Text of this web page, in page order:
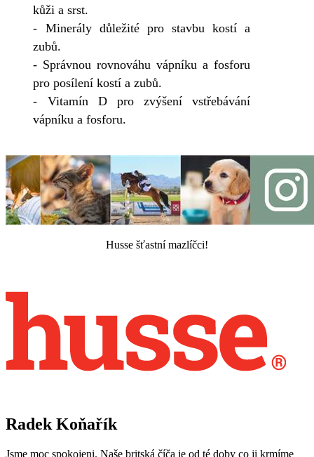
kůži a srst.
- Minerály důležité pro stavbu kostí a
zubů.
- Správnou rovnováhu vápníku a fosforu
pro posílení kostí a zubů.
- Vitamín D pro zvýšení vstřebávání
vápníku a fosforu.
Husse šťastní mazlíčci!
Radek Koňařík
Jsme moc spokojeni. Naše britská číča je od té doby co ji krmíme